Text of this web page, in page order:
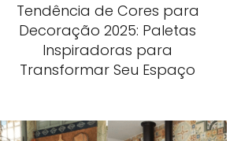
Tendência de Cores para
Decoração 2025: Paletas
Inspiradoras para
Transformar Seu Espaço